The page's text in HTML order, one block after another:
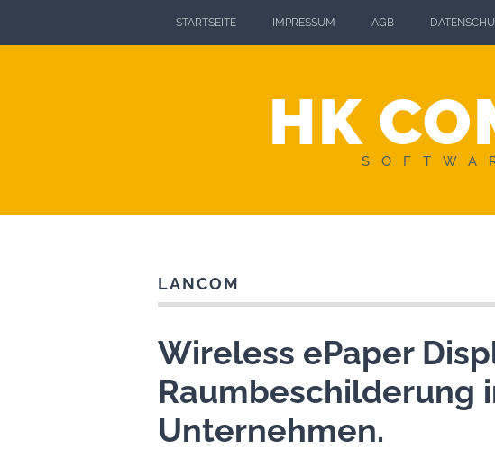
STARTSEITE IMPRESSUM AGB
HK
LANCOM
Wireless ePaper
Raumbeschilderung
Unternehmen.